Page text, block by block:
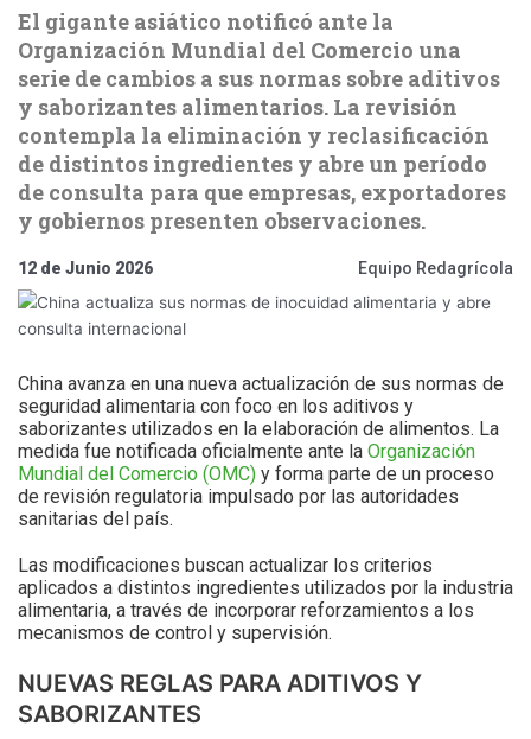
El gigante asiático notificó ante la
Organización Mundial del Comercio una
serie de cambios a sus normas sobre aditivos
y saborizantes alimentarios. La revisión
contempla la eliminación y reclasificación
de distintos ingredientes y abre un período
de consulta para que empresas, exportadores
y gobiernos presenten observaciones.
12 de Junio 2026 Equipo Redagrícola
China avanza en una nueva actualización de sus normas de
seguridad alimentaria con foco en los aditivos y
saborizantes utilizados en la elaboración de alimentos. La
medida fue notificada oficialmente ante la Organización
Mundial del Comercio (OMC) y forma parte de un proceso
de revisión regulatoria impulsado por las autoridades
sanitarias del país.
Las modificaciones buscan actualizar los criterios
aplicados a distintos ingredientes utilizados por la industria
alimentaria, a través de incorporar reforzamientos a los
mecanismos de control y supervisión.
NUEVAS REGLAS PARA ADITIVOS Y
SABORIZANTES